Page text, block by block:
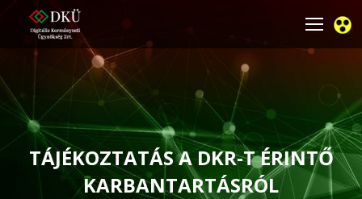
TÁJÉKOZTATÁS A DKR-T ÉRINTŐ
KARBANTARTÁSRÓL